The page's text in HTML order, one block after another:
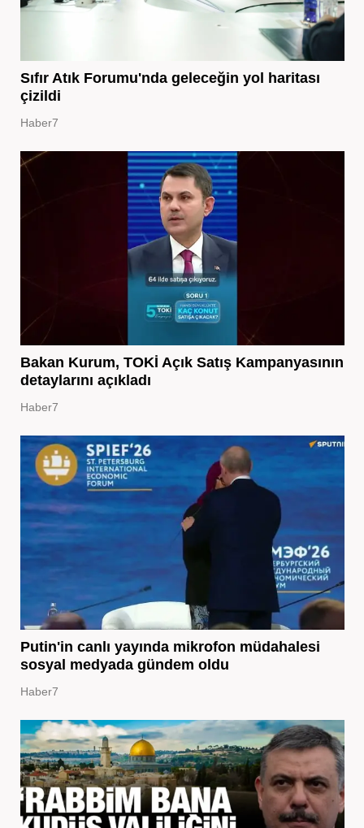
Sıfır Atık Forumu'nda geleceğin yol haritası
çizildi
Haber7
Bakan Kurum, TOKİ Açık Satış Kampanyasının
detaylarını açıkladı
Haber7
Putin'in canlı yayında mikrofon müdahalesi
sosyal medyada gündem oldu
Haber7